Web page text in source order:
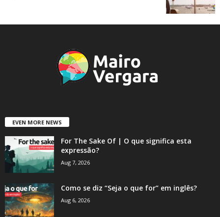
EVEN MORE NEWS
For The Sake Of | O que significa esta
expressão?
Aug 7, 2026
Como se diz “Seja o que for” em inglês?
Aug 6, 2026